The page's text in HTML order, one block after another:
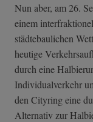
Nun aber, am 26.
einem
städtebaulichen
heutige
durch eine
Individualverkehr
den Cityring eine
Alternativ zur